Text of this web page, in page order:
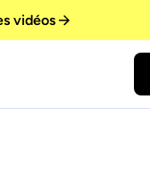
vidéos